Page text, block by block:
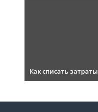
Как списать затраты